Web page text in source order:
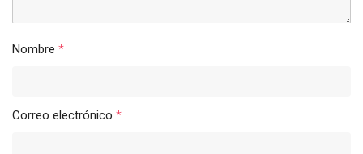
Nombre *
Correo electrónico *